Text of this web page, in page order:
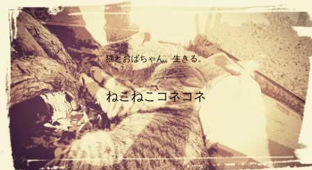
猫とおばちゃん、生きる。
ねこねこコネコネ